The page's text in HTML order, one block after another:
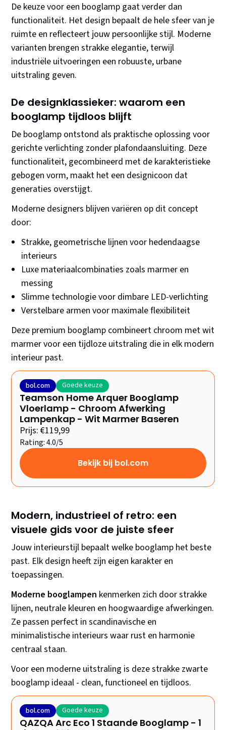
De keuze voor een booglamp gaat verder dan
functionaliteit. Het design bepaalt de hele sfeer van je
ruimte en reflecteert jouw persoonlijke stijl. Moderne
varianten brengen strakke elegantie, terwijl
industriële uitvoeringen een robuuste, urbane
uitstraling geven.
De designklassieker: waarom een
booglamp tijdloos blijft
De booglamp ontstond als praktische oplossing voor
gerichte verlichting zonder plafondaansluiting. Deze
functionaliteit, gecombineerd met de karakteristieke
gebogen vorm, maakt het een designicoon dat
generaties overstijgt.
Moderne designers blijven variëren op dit concept
door:
Strakke, geometrische lijnen voor hedendaagse
interieurs
Luxe materiaalcombinaties zoals marmer en
messing
Slimme technologie voor dimbare LED-verlichting
Verstelbare armen voor maximale flexibiliteit
Deze premium booglamp combineert chroom met wit
marmer voor een tijdloze uitstraling die in elk modern
interieur past.
bol.com Goede keuze
Teamson Home Arquer Booglamp
Vloerlamp - Chroom Afwerking
Lampenkap - Wit Marmer Baseren
Prijs: €119,99
Rating: 4.0/5
Bekijk bij bol.com
Modern, industrieel of retro: een
visuele gids voor de juiste sfeer
Jouw interieurstijl bepaalt welke booglamp het beste
past. Elk design heeft zijn eigen karakter en
toepassingen.
Moderne booglampen kenmerken zich door strakke
lijnen, neutrale kleuren en hoogwaardige afwerkingen.
Ze passen perfect in scandinavische en
minimalistische interieurs waar rust en harmonie
centraal staan.
Voor een moderne uitstraling is deze strakke zwarte
booglamp ideaal - clean, functioneel en tijdloos.
bol.com Goede keuze
QAZQA Arc Eco 1 Staande Booglamp - 1